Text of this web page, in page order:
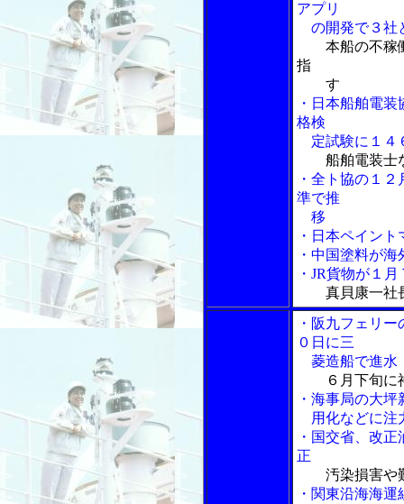
アプリ
の開発で３社
本船の不稼
指
す
・日本船舶電
格検
定試験に１４
船舶電装士
・全ト協の１
準で推
移
・日本ペイン
・中国塗料が
・JR貨物が１
真貝康一社
・阪九フェリ
０日に三
菱造船で進水
６月下旬に
・海事局の大
用化などに注
・国交省、改
正
汚染損害や
・関東沿海海